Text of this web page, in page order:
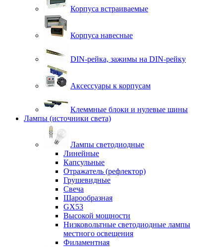
Корпуса встраиваемые
Корпуса навесные
DIN-рейка, зажимы на DIN-рейку
Аксессуары к корпусам
Клеммные блоки и нулевые шины
Лампы (источники света)
Лампы светодиодные
Линейные
Капсульные
Отражатель (рефлектор)
Грушевидные
Свеча
Шарообразная
GX53
Высокой мощности
Низковольтные светодиодные лампы
местного освещения
Филаментная